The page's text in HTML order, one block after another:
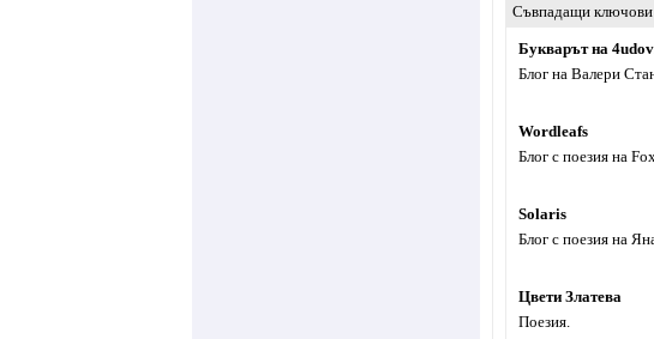
Съвпадащи
Букварът на
Блог на Валери
Wordleafs
Блог с поезия на
Solaris
Блог с поезия на
Цвети Златева
Поезия.